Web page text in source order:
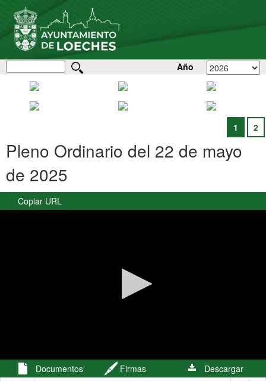
Año
2
1
Pleno Ordinario del 22 de mayo
de 2025
Copiar URL
seconds
Documentos Firmas
Descargar